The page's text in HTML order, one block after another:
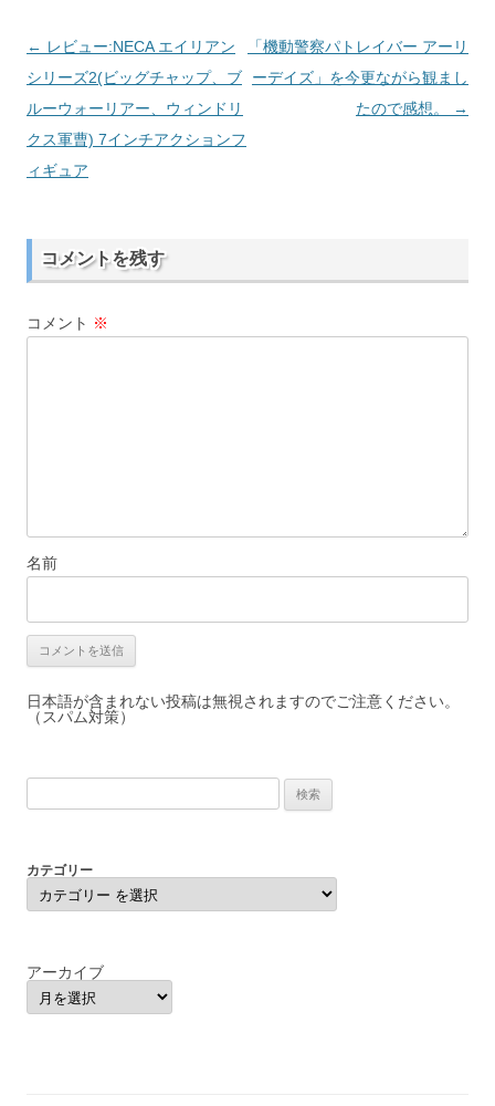
投
稿
ナ
ビ
ゲ
ョ
← レビュー:NECA エイリアン
シリーズ2(ビッグチャップ、ブ
ルーウォーリアー、ウィンドリ
クス軍曹) 7インチアクションフ
ィギュア
「機動警察パトレイバー アーリ
ーデイズ」を今更ながら観まし
たので感想。
→
コメントを残す
コメント ※
名前
日本語が含まれない投稿は無視されますのでご注意ください。
（スパム対策）
索:
カテゴリー
アーカイブ